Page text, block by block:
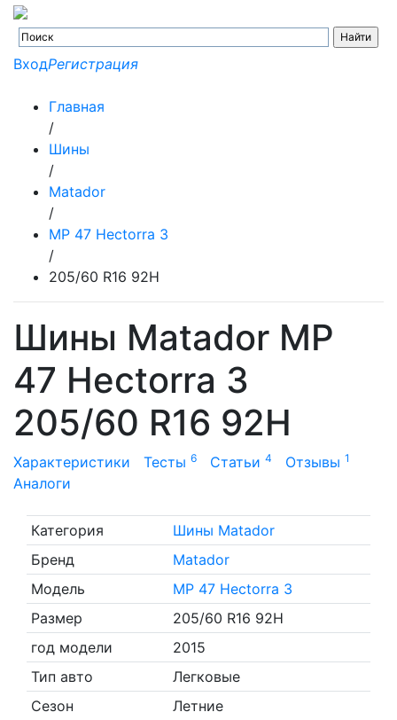
ВходРегистрация
Главная
/
Шины
/
Matador
/
MP 47 Hectorra 3
/
205/60 R16 92H
Шины Matador MP
47 Hectorra 3
205/60 R16 92H
Характеристики Тесты 6 Статьи 4 Отзывы 1
Аналоги
Категория
Шины Matador
Бренд
Matador
Модель
MP 47 Hectorra 3
Размер
205/60 R16 92H
год модели
2015
Тип авто
Легковые
Сезон
Летние